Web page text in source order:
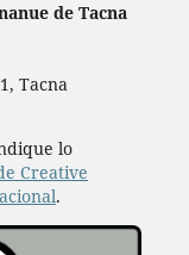
de Tacna
Tacna
lo
Creative
.